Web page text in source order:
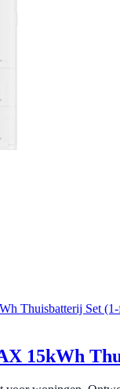
Thuisbatterij Set (1-
15kWh